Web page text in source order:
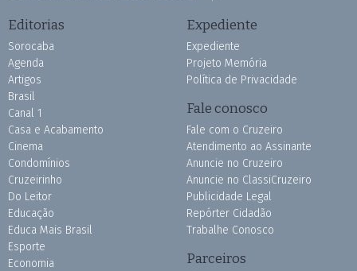
Editorias
Sorocaba
Agenda
Artigos
Brasil
Canal 1
Casa e Acabamento
Cinema
Condomínios
Cruzeirinho
Do Leitor
Educação
Educa Mais Brasil
Esporte
Economia
Expediente
Expediente
Projeto Memória
Política de Privacidade
Fale conosco
Fale com o Cruzeiro
Atendimento ao Assinante
Anuncie no Cruzeiro
Anuncie no ClassiCruzeiro
Publicidade Legal
Repórter Cidadão
Trabalhe Conosco
Parceiros